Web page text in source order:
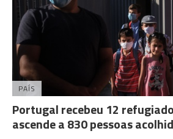
PAÍS
Portugal recebeu 12
ascende a 830 pessoas